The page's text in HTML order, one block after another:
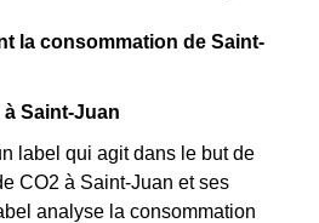
la consommation de Saint-
Saint-Juan
label qui agit dans le but de
CO2 à Saint-Juan et ses
analyse la consommation